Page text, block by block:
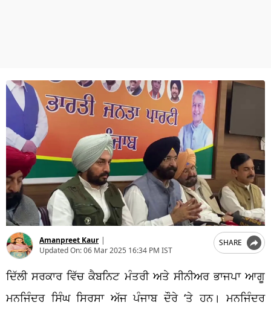
Amanpreet Kaur |
Updated On:06 Mar 2025 16:34 PM IST
SHARE
ਦਿੱਲੀ ਸਰਕਾਰ ਵਿੱਚ ਕੈਬਨਿਟ ਮੰਤਰੀ ਅਤੇ ਸੀਨੀਅਰ ਭਾਜਪਾ ਆਗੂ
ਮਨਜਿੰਦਰ ਸਿੰਘ ਸਿਰਸਾ ਅੱਜ ਪੰਜਾਬ ਦੌਰੇ ‘ਤੇ ਹਨ। ਮਨਜਿੰਦਰ